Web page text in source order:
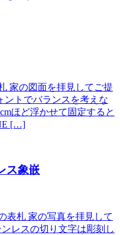
家の図面を拝見してご提
トでバランスを考えな
ほど浮かせて固定すると
[…]
ス象嵌
表札 家の写真を拝見して
レスの切り文字は彫刻し